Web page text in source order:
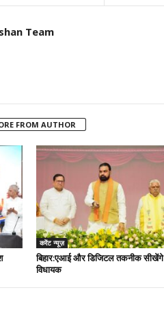
Team
FROM AUTHOR
करेंट न्यूज़
बिहार:एआई और डिजिटल तकनीक सीखेंगे
विधायक